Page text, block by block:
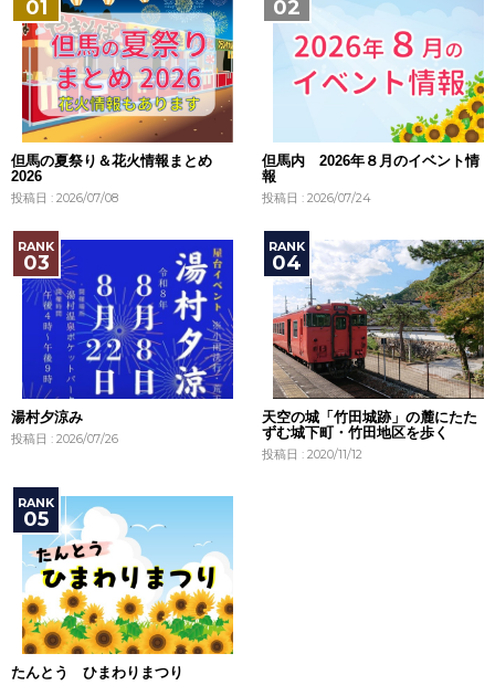
但馬の夏祭り＆花火情報まとめ
2026
投稿日 : 2026/07/08
但馬内 2026年８月のイベント情
報
投稿日 : 2026/07/24
湯村夕涼み
投稿日 : 2026/07/26
天空の城「竹田城跡」の麓にたた
ずむ城下町・竹田地区を歩く
投稿日 : 2020/11/12
たんとう ひまわりまつり